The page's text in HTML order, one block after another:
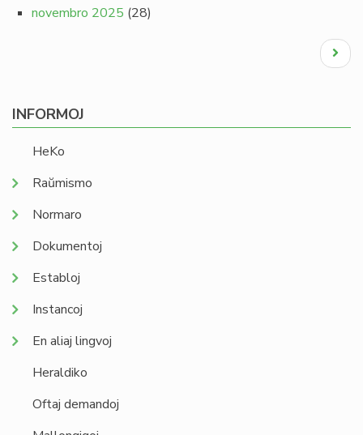
novembro 2025 (28)
Next
page
INFORMOJ
HeKo
Raŭmismo
Normaro
Dokumentoj
Establoj
Instancoj
En aliaj lingvoj
Heraldiko
Oftaj demandoj